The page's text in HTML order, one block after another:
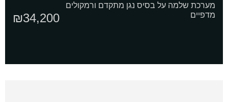
מערכת שלמה על בסיס נגן מתקדם ורמקולים
מדפיים
₪34,200